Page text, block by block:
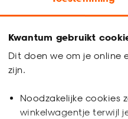
Kwantum gebruikt
Dit doen we om je online
zijn.
Noodzakelijke cookies
winkelwagentje terwijl